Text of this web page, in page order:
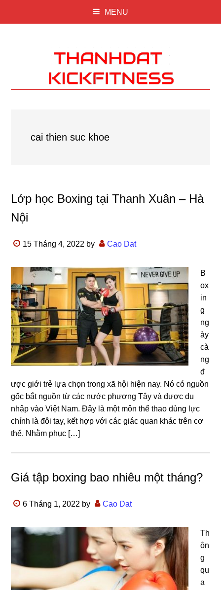
MENU
cai thien suc khoe
Lớp học Boxing tại Thanh Xuân – Hà
Nội
15 Tháng 4, 2022 by Cao Dat
B
ox
in
g
ng
ày
cà
ng
đ
ược giới trẻ lựa chọn trong xã hội hiện nay. Nó có nguồn
gốc bắt nguồn từ các nước phương Tây và được du
nhập vào Việt Nam. Đây là một môn thể thao dùng lực
chính là đôi tay, kết hợp với các giác quan khác trên cơ
thể. Nhằm phục […]
Giá tập boxing bao nhiêu một tháng?
6 Tháng 1, 2022 by Cao Dat
Th
ôn
g
qu
a